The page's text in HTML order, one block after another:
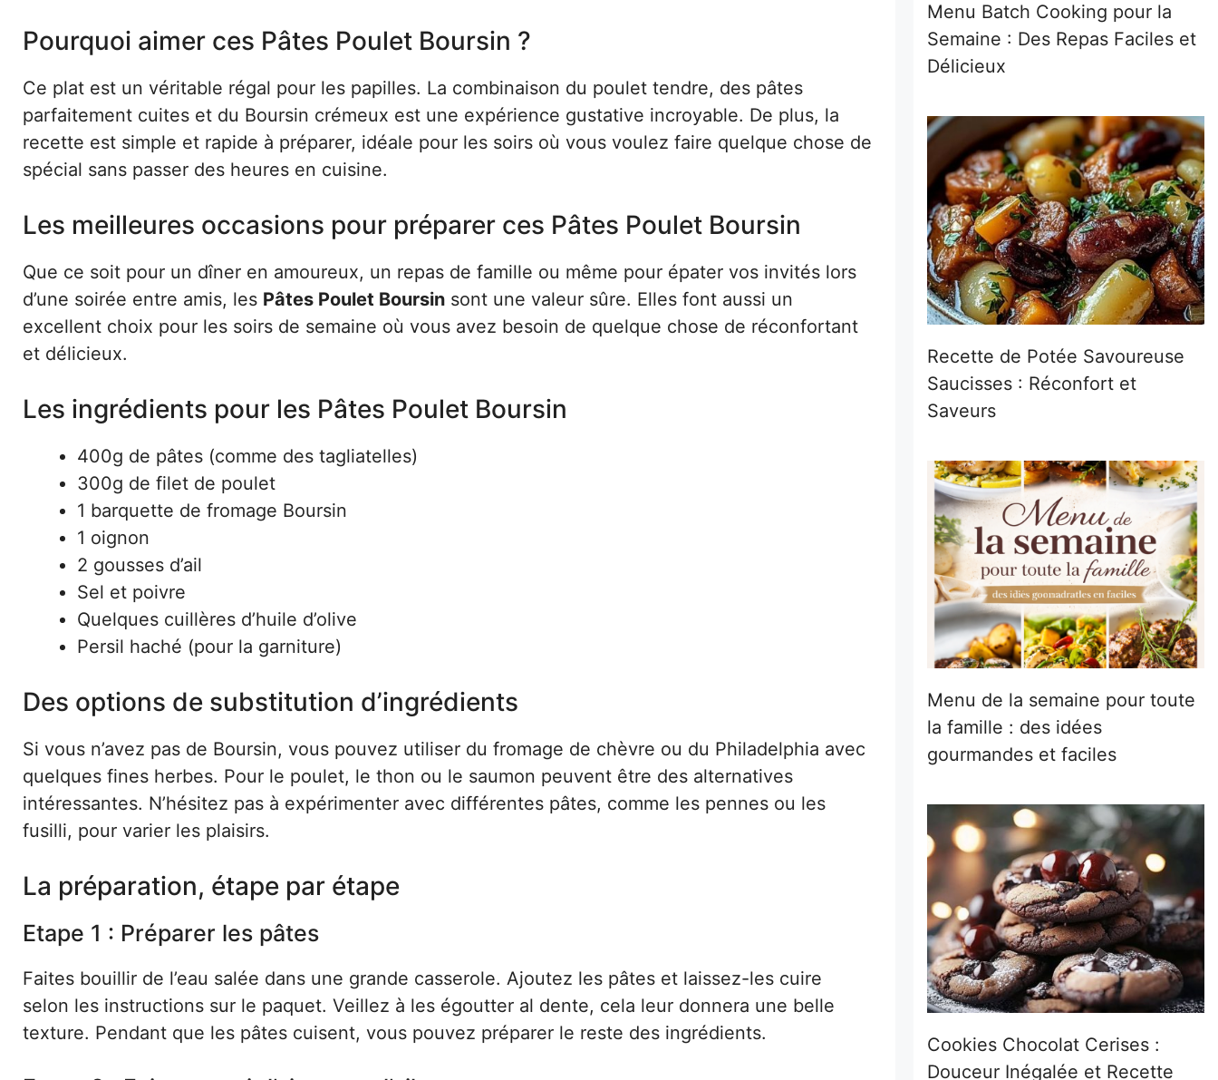
Pourquoi aimer ces Pâtes Poulet Boursin ?
Ce plat est un véritable régal pour les papilles. La combinaison du poulet tendre, des pâtes
parfaitement cuites et du Boursin crémeux est une expérience gustative incroyable. De plus, la
recette est simple et rapide à préparer, idéale pour les soirs où vous voulez faire quelque chose de
spécial sans passer des heures en cuisine.
Les meilleures occasions pour préparer ces Pâtes Poulet Boursin
Que ce soit pour un dîner en amoureux, un repas de famille ou même pour épater vos invités lors
d’une soirée entre amis, les Pâtes Poulet Boursin sont une valeur sûre. Elles font aussi un
excellent choix pour les soirs de semaine où vous avez besoin de quelque chose de réconfortant
et délicieux.
Les ingrédients pour les Pâtes Poulet Boursin
400g de pâtes (comme des tagliatelles)
300g de filet de poulet
1 barquette de fromage Boursin
1 oignon
2 gousses d’ail
Sel et poivre
Quelques cuillères d’huile d’olive
Persil haché (pour la garniture)
Des options de substitution d’ingrédients
Si vous n’avez pas de Boursin, vous pouvez utiliser du fromage de chèvre ou du Philadelphia avec
quelques fines herbes. Pour le poulet, le thon ou le saumon peuvent être des alternatives
intéressantes. N’hésitez pas à expérimenter avec différentes pâtes, comme les pennes ou les
fusilli, pour varier les plaisirs.
La préparation, étape par étape
Etape 1 : Préparer les pâtes
Faites bouillir de l’eau salée dans une grande casserole. Ajoutez les pâtes et laissez-les cuire
selon les instructions sur le paquet. Veillez à les égoutter al dente, cela leur donnera une belle
texture. Pendant que les pâtes cuisent, vous pouvez préparer le reste des ingrédients.
Menu Batch Cooking pour la
Semaine : Des Repas Faciles et
Délicieux
Recette de Potée Savoureuse
Saucisses : Réconfort et
Saveurs
Menu de la semaine pour toute
la famille : des idées
gourmandes et faciles
Cookies Chocolat Cerises :
Douceur Inégalée et Recette